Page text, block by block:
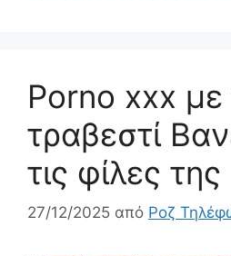
Porno xxx
τραβεστί
τις φίλες της
27/12/2025 από Ροζ